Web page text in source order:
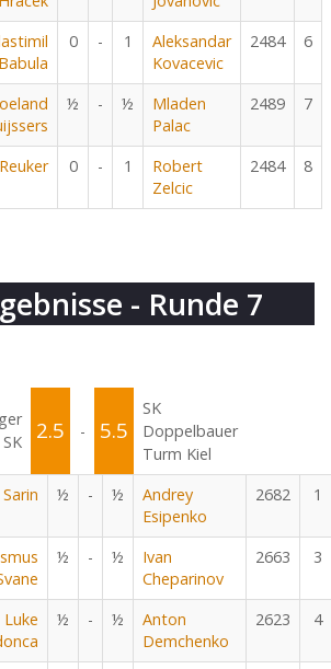
Babula
0 - 1
Aleksandar
Kovacevic
2484 6
½ - ½
Mladen
Palac
2489 7
0 - 1
Robert
Zelcic
2484 8
- Runde 7
SK
2.5 - 5.5
SK
Doppelbauer
Turm Kiel
½ - ½
Andrey
Esipenko
2682 1
½ - ½
Ivan
Cheparinov
2663 3
½ - ½
Anton
Demchenko
2623 4